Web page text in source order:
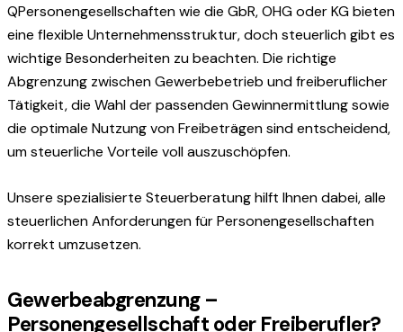
QPersonengesellschaften wie die GbR, OHG oder KG bieten
eine flexible Unternehmensstruktur, doch steuerlich gibt es
wichtige Besonderheiten zu beachten. Die richtige
Abgrenzung zwischen Gewerbebetrieb und freiberuflicher
Tätigkeit, die Wahl der passenden Gewinnermittlung sowie
die optimale Nutzung von Freibeträgen sind entscheidend,
um steuerliche Vorteile voll auszuschöpfen.
Unsere spezialisierte Steuerberatung hilft Ihnen dabei, alle
steuerlichen Anforderungen für Personengesellschaften
korrekt umzusetzen.
Gewerbeabgrenzung –
Personengesellschaft oder Freiberufler?